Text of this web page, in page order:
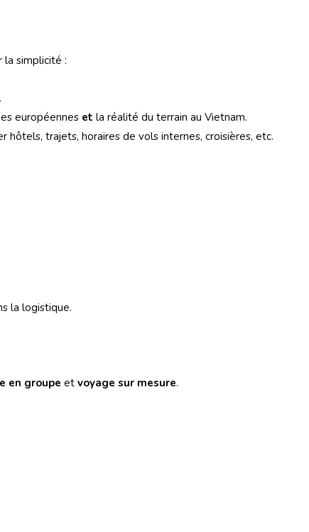
la simplicité :
européennes et la réalité du terrain au Vietnam.
hôtels, trajets, horaires de vols internes, croisières, etc.
la logistique.
en groupe et voyage sur mesure.